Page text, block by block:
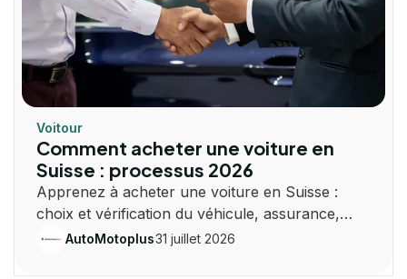
Voitour
Comment acheter une voiture en
Suisse : processus 2026
Apprenez à acheter une voiture en Suisse :
choix et vérification du véhicule, assurance,
immatriculation, taxes et plaques.
AutoMotoplus31 juillet 2026